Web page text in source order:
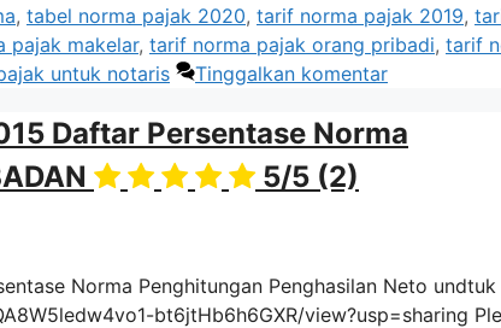
, tabel norma pajak 2020, tarif norma pajak 2019,
pajak makelar, tarif norma pajak orang pribadi, tarif
untuk notaris Tinggalkan komentar
Daftar Persentase Norma
5/5 (2)
Norma Penghitungan Penghasilan Neto undtuk
bt6jtHb6h6GXR/view?usp=sharing